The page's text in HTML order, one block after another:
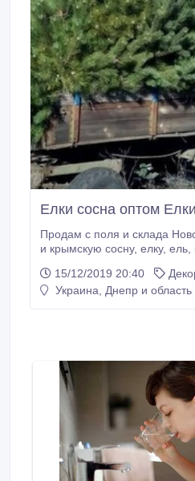
Елки сосна оптом
Продам с поля и склада
и крымскую сосну, елку, ель, голубую ель и
сосны выращиваются в
Рубка начинается с 1.11.19.
15/12/2019 20:40
Украина, Днепр и область